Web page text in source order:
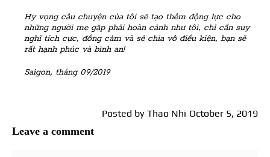
Hy vọng câu chuyện của tôi sẽ tạo thêm động lực cho
những người mẹ gặp phải hoàn cảnh như tôi, chỉ cần suy
nghĩ tích cực, đồng cảm và sẻ chia vô điều kiện, bạn sẽ
rất hạnh phúc và bình an!
Saigon, tháng 09/2019
Posted by Thao Nhi October 5, 2019
Leave a comment